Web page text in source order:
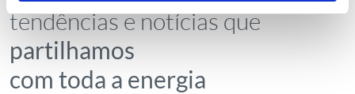
tendências e notícias que
partilhamos
com toda a energia